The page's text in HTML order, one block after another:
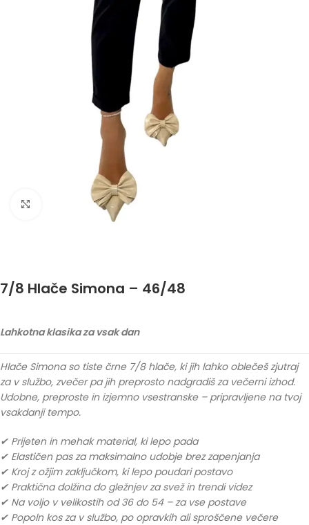
Click to enlarge
7/8 Hlače Simona – 46/48
Lahkotna klasika za vsak dan
Hlače Simona so tiste črne 7/8 hlače, ki jih lahko oblečeš zjutraj
za v službo, zvečer pa jih preprosto nadgradiš za večerni izhod.
Udobne, preproste in izjemno vsestranske – pripravljene na tvoj
vsakdanji tempo.
✔ Prijeten in mehak material, ki lepo pada
✔ Elastičen pas za maksimalno udobje brez zapenjanja
✔ Kroj z ožjim zaključkom, ki lepo poudari postavo
✔ Praktična dolžina do gležnjev za svež in trendi videz
✔ Na voljo v velikostih od 36 do 54 – za vse postave
✔ Popoln kos za v službo, po opravkih ali sproščene večere